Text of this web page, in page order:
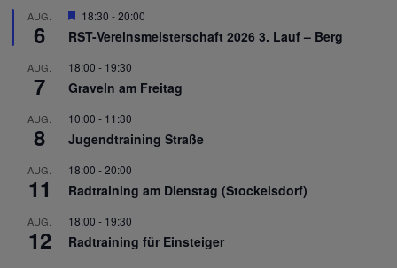
AUG.
6
Hervorgehoben
18:30 -20:00
RST-Vereinsmeisterschaft 2026 3. Lauf – Berg
AUG.
7
18:00 - 19:30
Graveln am Freitag
AUG.
8
10:00 - 11:30
Jugendtraining Straße
AUG.
11
18:00 -20:00
Radtraining am Dienstag (Stockelsdorf)
AUG.
12
18:00 - 19:30
Radtraining für Einsteiger